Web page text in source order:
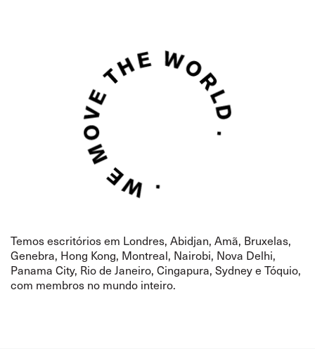
Temos escritórios em Londres, Abidjan, Amã, Bruxelas,
Genebra, Hong Kong, Montreal, Nairobi, Nova Delhi,
Panama City, Rio de Janeiro, Cingapura, Sydney e Tóquio,
com membros no mundo inteiro.